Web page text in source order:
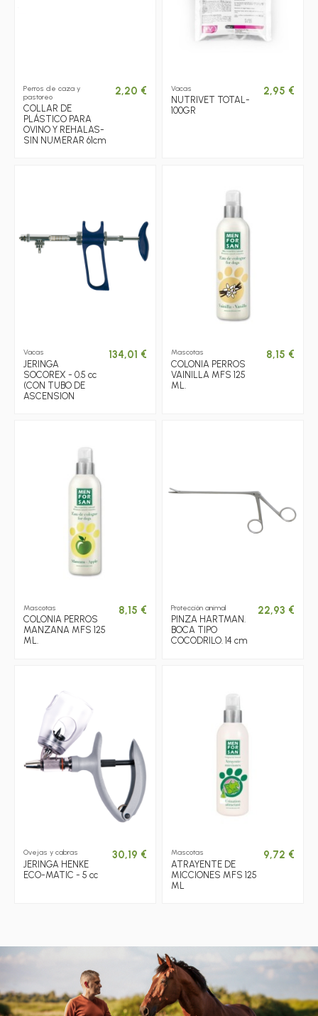
Perros de caza y
pastoreo
COLLAR DE
PLÁSTICO PARA
OVINO Y REHALAS-
SIN NUMERAR 61cm
2,20 € Vacas
NUTRIVET TOTAL-
100GR
2,95 €
Vacas
JERINGA
SOCOREX - 0.5 cc
(CON TUBO DE
ASCENSION
134,01 € Mascotas
COLONIA PERROS
VAINILLA MFS 125
ML.
8,15 €
Mascotas
COLONIA PERROS
MANZANA MFS 125
ML.
8,15 € Protección animal
PINZA HARTMAN.
BOCA TIPO
COCODRILO. 14 cm
22,93 €
Ovejas y cabras
JERINGA HENKE
ECO-MATIC - 5 cc
30,19 € Mascotas
ATRAYENTE DE
MICCIONES MFS 125
ML
9,72 €